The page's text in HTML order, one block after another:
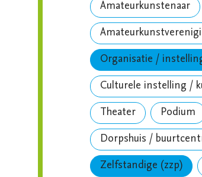
Amateurkunstenaar
Organisatie /
Culturele instelling /
Theater Podium
Dorpshuis /
Zelfstandige (zzp)